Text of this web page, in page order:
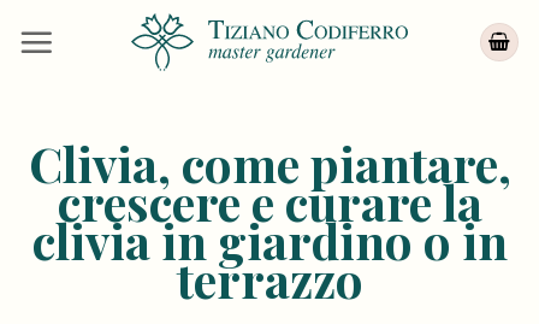
Clivia, come piantare,
crescere e curare la
clivia in giardino o in
terrazzo